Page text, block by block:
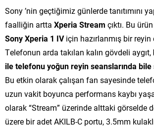
Sony ’nin geçtiğimiz günlerde tanıtımını
faalliğin artta Xperia Stream çıktı. Bu
Sony Xperia 1 IViçin hazırlanmış bir reyin
Telefonun arda takılan kalın gövdeli aygıt,
ile telefonu yoğun reyin seanslarında
Bu etkin olarak çalışan fan sayesinde
uzun vakit boyunca performans kaybı
olarak “Stream” üzerinde alttaki görselde
üzere bir adet AKILB-C portu, 3.5mm